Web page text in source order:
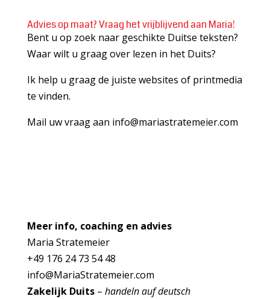
Advies op maat? Vraag het vrijblijvend aan Maria!
Bent u op zoek naar geschikte Duitse teksten?
Waar wilt u graag over lezen in het Duits?
Ik help u graag de juiste websites of printmedia
te vinden.
Mail uw vraag aan info@mariastratemeier.com
Meer info, coaching en advies
Maria Stratemeier
+49 176 24 73 54 48
info@MariaStratemeier.com
Zakelijk Duits– handeln auf deutsch